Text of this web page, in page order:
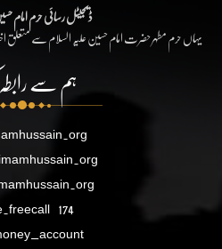
ڈیجیٹل رسائی حرم امام
یہاں حرم مطہر حضرت امام حسین علیہ السلام سے متعلق
ہم سے
174